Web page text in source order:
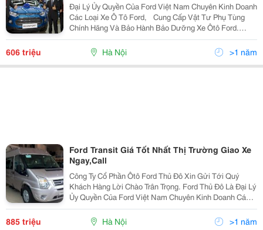
Đại Lý Ủy Quyền Của Ford Việt Nam Chuyên Kinh Doanh
Các Loại Xe Ô Tô Ford, Cung Cấp Vật Tư Phụ Tùng
Chính Hãng Và Bảo Hành Bảo Dưỡng Xe Ôtô Ford.
Thông Tin Liên Hệ: Ms. Nguyễn Hồng Loan - Mobile:
0949291184 Địa Chỉ: Ford Thủ Đô , Km Số 8
606 triệu Hà Nội >1 năm
Ford Transit Giá Tốt Nhất Thị Trường Giao Xe
Ngay,Call
Công Ty Cổ Phần Ôtô Ford Thủ Đô Xin Gửi Tới Quý
Khách Hàng Lời Chào Trân Trọng. Ford Thủ Đô Là Đại Lý
Ủy Quyền Của Ford Việt Nam Chuyên Kinh Doanh Các
Loại Xe Ô Tô Ford , Cung Cấp Vật Tư Phụ Tùng Chính
Hãng Và Bảo Hành Bảo Dưỡng Xe Ôtô Ford.
885 triệu Hà Nội >1 năm